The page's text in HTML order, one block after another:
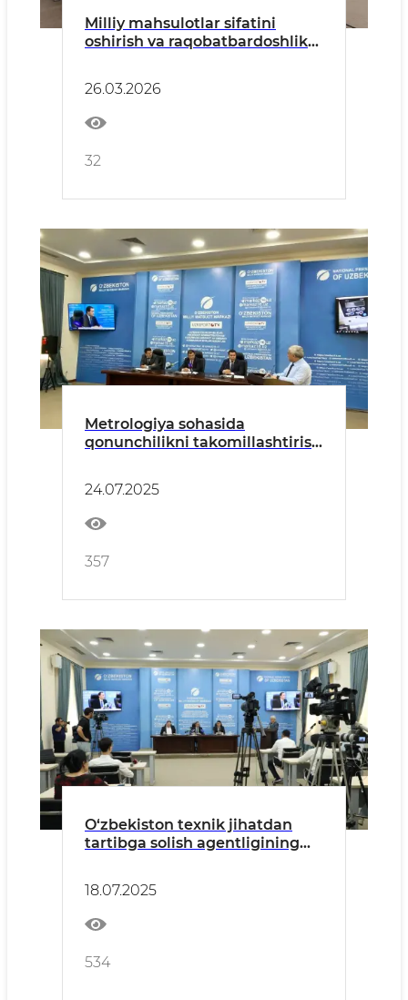
Milliy mahsulotlar sifatini
oshirish va raqobatbardoshlikni
26.03.2026
32
Metrologiya sohasida
qonunchilikni takomillashtirish
24.07.2025
357
O‘zbekiston texnik jihatdan
tartibga solish agentligining
oshirilayotgan ishlar, qabul
qilinayotgan hujjatlar
18.07.2025
534